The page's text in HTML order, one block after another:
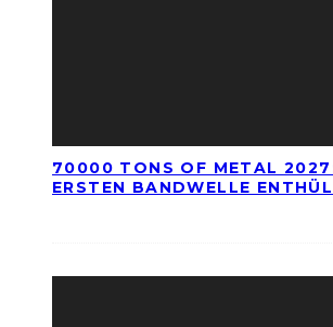
70000 TONS OF METAL
ERSTEN BANDWELLE